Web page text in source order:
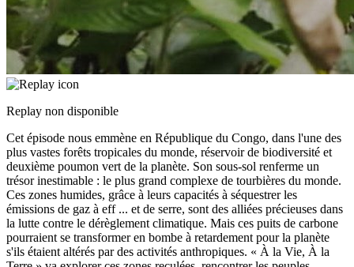
Replay non disponible
Cet épisode nous emmène en République du Congo, dans l'une des
plus vastes forêts tropicales du monde, réservoir de biodiversité et
deuxième poumon vert de la planète. Son sous-sol renferme un
trésor inestimable : le plus grand complexe de tourbières du monde.
Ces zones humides, grâce à leurs capacités à séquestrer les
émissions de gaz à eff ... et de serre, sont des alliées précieuses dans
la lutte contre le dérèglement climatique. Mais ces puits de carbone
pourraient se transformer en bombe à retardement pour la planète
s'ils étaient altérés par des activités anthropiques. « À la Vie, À la